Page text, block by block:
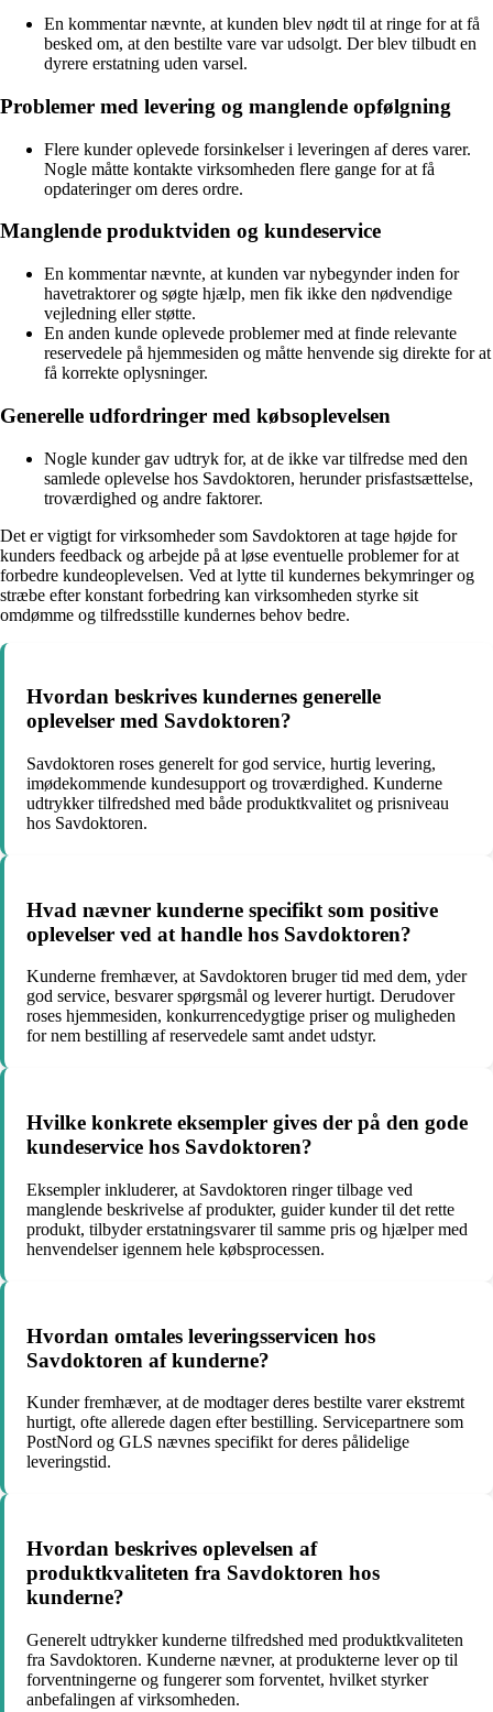
En kommentar nævnte, at kunden blev nødt til at ringe for at få
besked om, at den bestilte vare var udsolgt. Der blev tilbudt en
dyrere erstatning uden varsel.
Problemer med levering og manglende opfølgning
Flere kunder oplevede forsinkelser i leveringen af deres varer.
Nogle måtte kontakte virksomheden flere gange for at få
opdateringer om deres ordre.
Manglende produktviden og kundeservice
En kommentar nævnte, at kunden var nybegynder inden for
havetraktorer og søgte hjælp, men fik ikke den nødvendige
vejledning eller støtte.
En anden kunde oplevede problemer med at finde relevante
reservedele på hjemmesiden og måtte henvende sig direkte for at
få korrekte oplysninger.
Generelle udfordringer med købsoplevelsen
Nogle kunder gav udtryk for, at de ikke var tilfredse med den
samlede oplevelse hos Savdoktoren, herunder prisfastsættelse,
troværdighed og andre faktorer.
Det er vigtigt for virksomheder som Savdoktoren at tage højde for
kunders feedback og arbejde på at løse eventuelle problemer for at
forbedre kundeoplevelsen. Ved at lytte til kundernes bekymringer og
stræbe efter konstant forbedring kan virksomheden styrke sit
omdømme og tilfredsstille kundernes behov bedre.
Hvordan beskrives kundernes generelle
oplevelser med Savdoktoren?
Savdoktoren roses generelt for god service, hurtig levering,
imødekommende kundesupport og troværdighed. Kunderne
udtrykker tilfredshed med både produktkvalitet og prisniveau
hos Savdoktoren.
Hvad nævner kunderne specifikt som positive
oplevelser ved at handle hos Savdoktoren?
Kunderne fremhæver, at Savdoktoren bruger tid med dem, yder
god service, besvarer spørgsmål og leverer hurtigt. Derudover
roses hjemmesiden, konkurrencedygtige priser og muligheden
for nem bestilling af reservedele samt andet udstyr.
Hvilke konkrete eksempler gives der på den gode
kundeservice hos Savdoktoren?
Eksempler inkluderer, at Savdoktoren ringer tilbage ved
manglende beskrivelse af produkter, guider kunder til det rette
produkt, tilbyder erstatningsvarer til samme pris og hjælper med
henvendelser igennem hele købsprocessen.
Hvordan omtales leveringsservicen hos
Savdoktoren af kunderne?
Kunder fremhæver, at de modtager deres bestilte varer ekstremt
hurtigt, ofte allerede dagen efter bestilling. Servicepartnere som
PostNord og GLS nævnes specifikt for deres pålidelige
leveringstid.
Hvordan beskrives oplevelsen af
produktkvaliteten fra Savdoktoren hos
kunderne?
Generelt udtrykker kunderne tilfredshed med produktkvaliteten
fra Savdoktoren. Kunderne nævner, at produkterne lever op til
forventningerne og fungerer som forventet, hvilket styrker
anbefalingen af virksomheden.